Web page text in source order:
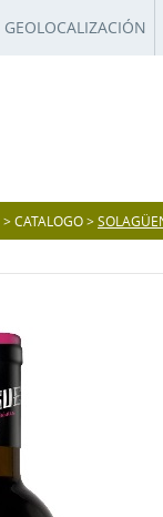
GEOLOCALIZACIÓN
>CATALOGO>